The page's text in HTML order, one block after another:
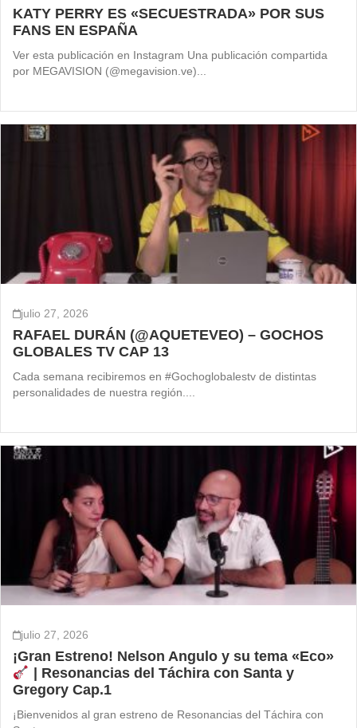
KATY PERRY ES «SECUESTRADA» POR SUS
FANS EN ESPAÑA
Ver esta publicación en Instagram Una publicación compartida
por MEGAVISION (@megavision.ve)...
julio 27, 2026
RAFAEL DURÁN (@AQUETEVEO) – GOCHOS
GLOBALES TV CAP 13
Cada semana recibiremos en #Gochoglobalestv de distintas
personalidades de nuestra región....
julio 27, 2026
¡Gran Estreno! Nelson Angulo y su tema «Eco»
| Resonancias del Táchira con Santa y
Gregory Cap.1
¡Bienvenidos al gran estreno de Resonancias del Táchira con